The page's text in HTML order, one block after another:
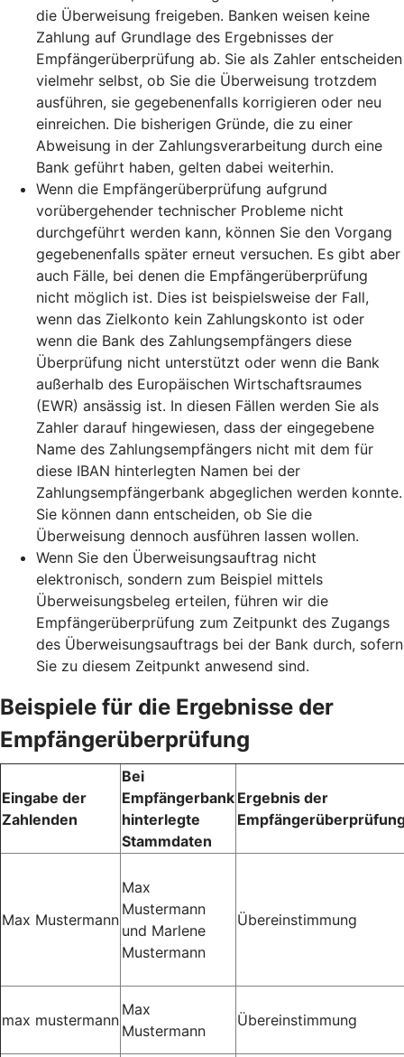
die Überweisung freigeben. Banken weisen keine
Zahlung auf Grundlage des Ergebnisses der
Empfängerüberprüfung ab. Sie als Zahler entscheiden
vielmehr selbst, ob Sie die Überweisung trotzdem
ausführen, sie gegebenenfalls korrigieren oder neu
einreichen. Die bisherigen Gründe, die zu einer
Abweisung in der Zahlungsverarbeitung durch eine
Bank geführt haben, gelten dabei weiterhin.
Wenn die Empfängerüberprüfung aufgrund
vorübergehender technischer Probleme nicht
durchgeführt werden kann, können Sie den Vorgang
gegebenenfalls später erneut versuchen. Es gibt aber
auch Fälle, bei denen die Empfängerüberprüfung
nicht möglich ist. Dies ist beispielsweise der Fall,
wenn das Zielkonto kein Zahlungskonto ist oder
wenn die Bank des Zahlungsempfängers diese
Überprüfung nicht unterstützt oder wenn die Bank
außerhalb des Europäischen Wirtschaftsraumes
(EWR) ansässig ist. In diesen Fällen werden Sie als
Zahler darauf hingewiesen, dass der eingegebene
Name des Zahlungsempfängers nicht mit dem für
diese IBAN hinterlegten Namen bei der
Zahlungsempfängerbank abgeglichen werden konnte.
Sie können dann entscheiden, ob Sie die
Überweisung dennoch ausführen lassen wollen.
Wenn Sie den Überweisungsauftrag nicht
elektronisch, sondern zum Beispiel mittels
Überweisungsbeleg erteilen, führen wir die
Empfängerüberprüfung zum Zeitpunkt des Zugangs
des Überweisungsauftrags bei der Bank durch, sofern
Sie zu diesem Zeitpunkt anwesend sind.
Beispiele für die Ergebnisse der
Empfängerüberprüfung
Eingabe der
Zahlenden
Bei
Empfängerbank
hinterlegte
Stammdaten
Ergebnis der
Max Mustermann
Max
Mustermann
und Marlene
Mustermann
Übereinstimmung
max mustermann
Max
Mustermann
Übereinstimmung